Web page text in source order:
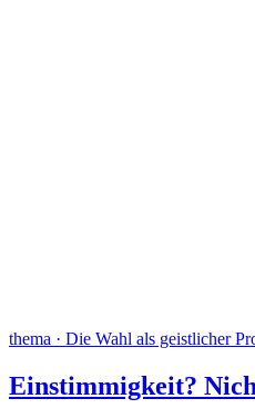
thema · Die Wahl als geistlicher
Einstimmigkeit?